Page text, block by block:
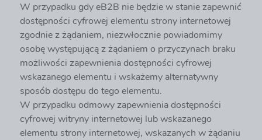
W przypadku gdy eB2B nie będzie w stanie zapewnić
dostępności cyfrowej elementu strony internetowej
zgodnie z żądaniem, niezwłocznie powiadomimy
osobę występującą z żądaniem o przyczynach braku
możliwości zapewnienia dostępności cyfrowej
wskazanego elementu i wskażemy alternatywny
sposób dostępu do tego elementu.
W przypadku odmowy zapewnienia dostępności
cyfrowej witryny internetowej lub wskazanego
elementu strony internetowej, wskazanych w żądaniu